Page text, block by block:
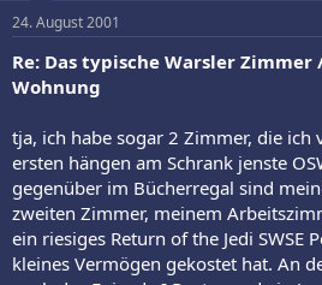
24. August 2001
Re: Das typische Warsler
Wohnung
tja, ich habe sogar 2 Zimmer, die
ersten hängen am Schrank jenste
gegenüber im Bücherregal sind
zweiten Zimmer, meinem
ein riesiges Return of the Jedi SWSE
kleines Vermögen gekostet hat. An